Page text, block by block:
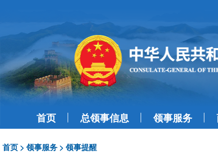
首页 总领事信息 领事服务
首页 > 领事服务 > 领事提醒